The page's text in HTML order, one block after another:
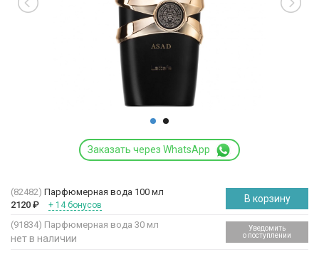
Заказать через WhatsApp
(82482) Парфюмерная вода 100 мл
2120 ₽ + 14 бонусов
В корзину
(91834) Парфюмерная вода 30 мл
нет в наличии
Уведомить
о поступлении